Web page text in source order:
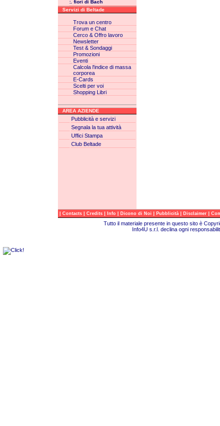
:. fiori di Bach
Servizi di Beltade
Trova un centro
Forum e Chat
Cerco & Offro lavoro
Newsletter
Test & Sondaggi
Promozioni
Eventi
Calcola l'indice di massa
corporea
E-Cards
Scelti per voi
Shopping Libri
AREA AZIENDE
Pubblicità e servizi
Segnala la tua attività
Uffici Stampa
Club Beltade
| Contacts | Credits | Info | Dicono di Noi | Pubblicità | Disclaimer |
Tutto il materiale presente in questo sito è
Info4U s.r.l. declina ogni